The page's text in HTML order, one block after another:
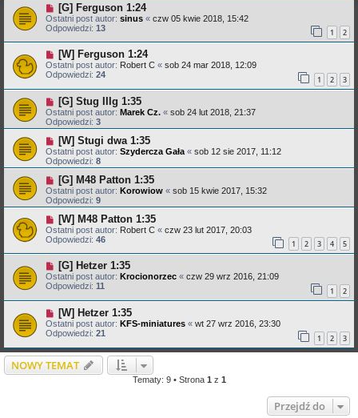
[G] Ferguson 1:24
Ostatni post autor: sinus « czw 05 kwie 2018, 15:42
Odpowiedzi: 13 1 2
[W] Ferguson 1:24
Ostatni post autor: Robert C « sob 24 mar 2018, 12:09
Odpowiedzi: 24 1 2 3
[G] Stug IIIg 1:35
Ostatni post autor: Marek Cz. « sob 24 lut 2018, 21:37
Odpowiedzi: 3
[W] Stugi dwa 1:35
Ostatni post autor: Szydercza Gała « sob 12 sie 2017, 11:12
Odpowiedzi: 8
[G] M48 Patton 1:35
Ostatni post autor: Korowiow « sob 15 kwie 2017, 15:32
Odpowiedzi: 9
[W] M48 Patton 1:35
Ostatni post autor: Robert C « czw 23 lut 2017, 20:03
Odpowiedzi: 46 1 2 3 4 5
[G] Hetzer 1:35
Ostatni post autor: Krocionorzec « czw 29 wrz 2016, 21:09
Odpowiedzi: 11 1 2
[W] Hetzer 1:35
Ostatni post autor: KFS-miniatures « wt 27 wrz 2016, 23:30
Odpowiedzi: 21 1 2 3
NOWY TEMAT
Tematy: 9 • Strona 1 z 1
Przejdź do